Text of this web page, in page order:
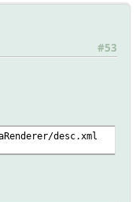
#53
desc.xml